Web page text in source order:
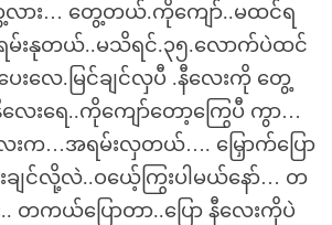
ား… တွေ့တယ်.ကိုကျော်..မထင်ရ
မ်းနုတယ်..မသိရင်.၃၅.လောက်ပဲထင်
းလေ.မြင်ချင်လှပီ .နီလေးကို တွေ့
ေးရေ..ကိုကျော်တော့ကြွေပီ ကွာ…
ေးက…အရမ်းလှတယ်…. မြှောက်ပြော
းချင်လို့လဲ..ဝယ်ေ့ကြွးပါမယ်နော်… တ
တကယ်ပြောတာ..ပြော နီလေးကိုပဲ